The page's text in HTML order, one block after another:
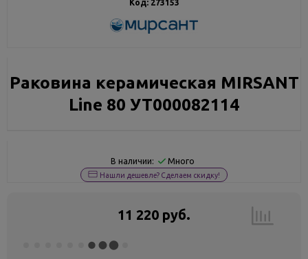
Код: 273153
Раковина керамическая MIRSANT
Line 80 УТ000082114
В наличии: Много
Нашли дешевле? Сделаем скидку!
11 220 руб.